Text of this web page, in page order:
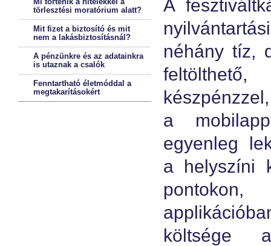
törlesztési moratórium alatt?
Mit fizet a biztosító és mit
nem a lakásbiztosításnál?
A pénzünkre és az adatainkra
is utaznak a csalók
Fenntartható életmóddal a
megtakarításokért
A
néhány tíz,
a
egyenleg
a helyszíni
költsége